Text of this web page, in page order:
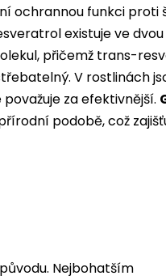
ochrannou funkci proti
existuje ve
přičemž trans-
V rostlinách
považuje za efektivnější.
podobě, což
Nejbohatším